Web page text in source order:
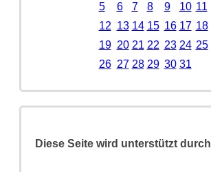
5
6 7 8 9 10 11
12 13 14 15 16 17 18
19 20 21 22 23 24 25
26 27 28 29 30 31
Diese Seite wird unterstützt durch